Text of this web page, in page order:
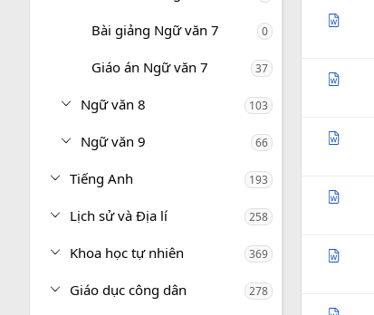
Bài giảng Ngữ văn 7 0
Giáo án Ngữ văn 7 37
Ngữ văn 8 103
Ngữ văn 9 66
Tiếng Anh 193
Lịch sử và Địa lí 258
Khoa học tự nhiên 369
Giáo dục công dân 278